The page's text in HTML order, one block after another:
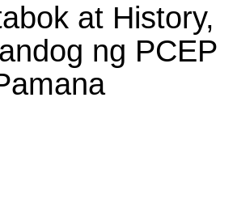
Fashion
Home and Parenting
at History,
ng PCEP